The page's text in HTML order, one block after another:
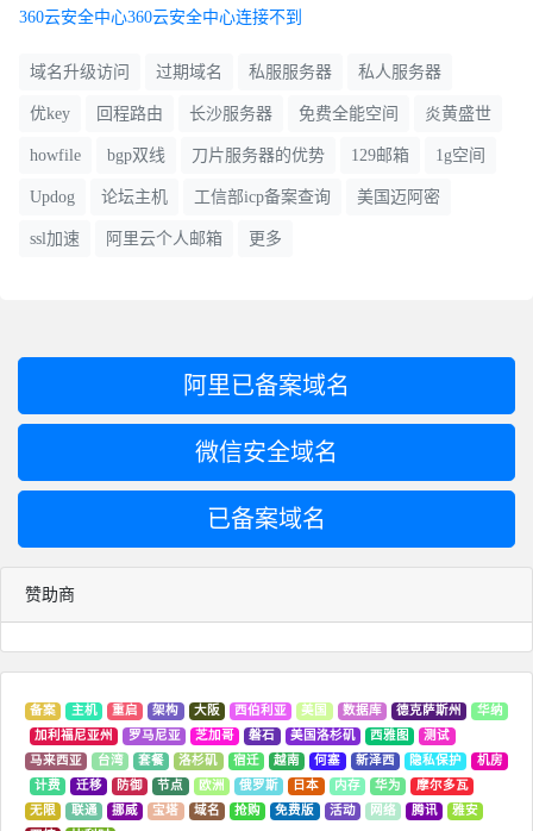
360云安全中心360云安全中心连接不到
域名升级访问 过期域名 私服服务器 私人服务器
优key 回程路由 长沙服务器 免费全能空间 炎黄盛世
howfile bgp双线 刀片服务器的优势 129邮箱 1g空间
Updog 论坛主机 工信部icp备案查询 美国迈阿密
ssl加速 阿里云个人邮箱 更多
阿里已备案域名
微信安全域名
已备案域名
赞助商
备案 主机 重启 架构 大阪 西伯利亚 美国 数据库 德克萨斯州
华纳
加利福尼亚州
罗马尼亚 芝加哥 磐石 美国洛杉矶 西雅图
测试
马来西亚
台湾 套餐 洛杉矶 宿迁 越南 何塞 新泽西 隐私保护
机房
计费
迁移 防御 节点 欧洲 俄罗斯 日本 内存 华为
摩尔多瓦
无限
联通 挪威 宝塔 域名 抢购 免费版 活动 网络 腾讯
雅安